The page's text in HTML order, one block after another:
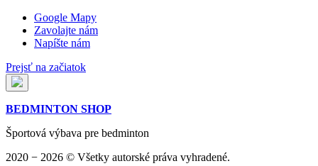
Google Mapy
Zavolajte nám
Napíšte nám
Prejsť na začiatok
BEDMINTON SHOP
Športová výbava pre bedminton
2020 − 2026 © Všetky autorské práva vyhradené.